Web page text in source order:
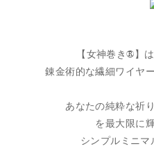
【女神巻き®】
錬金術的な繊細ワイヤ
あなたの純粋な祈
を最大限に
シンプルミニマ